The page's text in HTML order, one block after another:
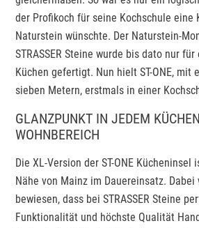
der Profikoch für seine Kochschule eine
Naturstein wünschte. Der Naturstein-
STRASSER Steine wurde bis dato nur
Küchen gefertigt. Nun hielt ST-ONE, mit
sieben Metern, erstmals in einer
GLANZPUNKT IN JEDEM
WOHNBEREICH
Die XL-Version der ST-ONE
Nähe von Mainz im Dauereinsatz.
bewiesen, dass bei STRASSER Steine
Funktionalität und höchste Qualität